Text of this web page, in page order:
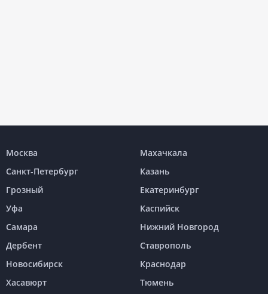
Москва
Махачкала
Санкт-Петербург
Казань
Грозный
Екатеринбург
Уфа
Каспийск
Самара
Нижний Новгород
Дербент
Ставрополь
Новосибирск
Краснодар
Хасавюрт
Тюмень